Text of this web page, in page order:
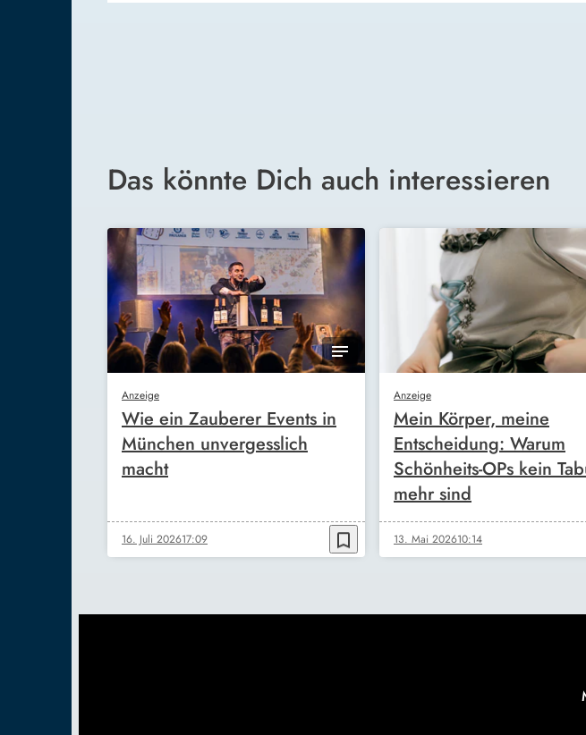
Das könnte Dich auch interessieren
Anzeige
Wie ein Zauberer Events in
München unvergesslich
macht
16. Juli 202617:09 bookmark_border
Anzeige
Mein Körper, meine
Entscheidung: Warum
Schönheits-OPs kein
mehr sind
13. Mai 202610:14